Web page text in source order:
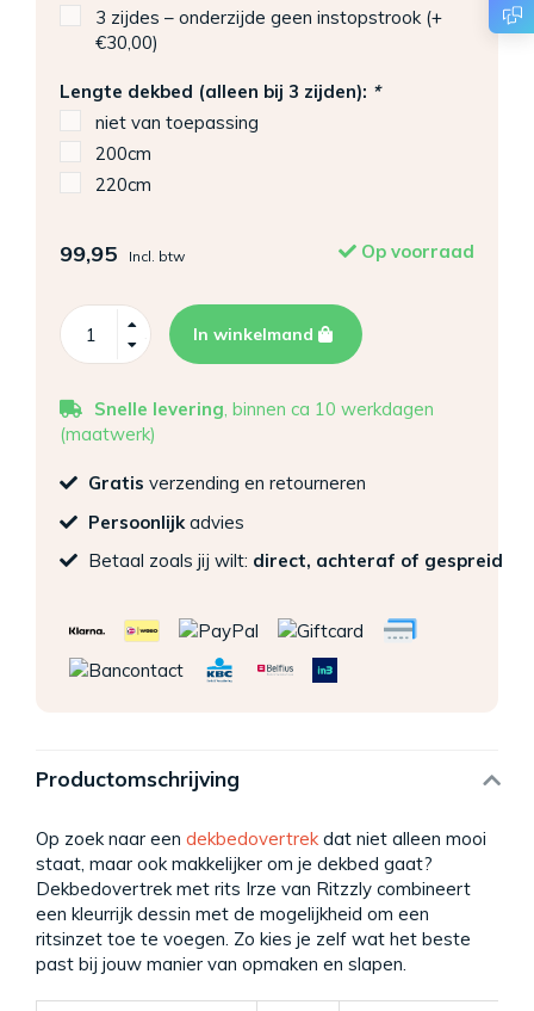
3 zijdes – onderzijde geen instopstrook (+
€30,00)
Lengte dekbed (alleen bij 3 zijden): *
niet van toepassing
200cm
220cm
99,95 Incl. btw Op voorraad
In winkelmand
Snelle levering, binnen ca 10 werkdagen
(maatwerk)
Gratis verzending en retourneren
Persoonlijk advies
Betaal zoals jij wilt: direct, achteraf of gespreid
Productomschrijving
Op zoek naar een dekbedovertrekdat niet alleen mooi
staat, maar ook makkelijker om je dekbed gaat?
Dekbedovertrek met rits Irze van Ritzzly combineert
een kleurrijk dessin met de mogelijkheid om een
ritsinzet toe te voegen. Zo kies je zelf wat het beste
past bij jouw manier van opmaken en slapen.